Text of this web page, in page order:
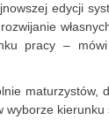
edycji
pracy –
maturzystów,